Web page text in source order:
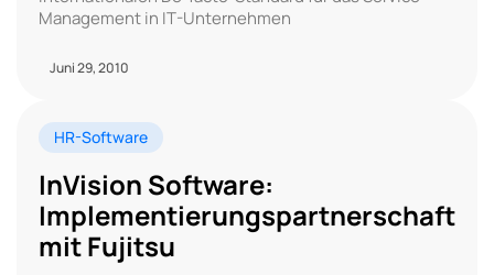
Management in IT-Unternehmen
Juni 29, 2010
HR-Software
InVision Software:
Implementierungspartnerschaft
mit Fujitsu